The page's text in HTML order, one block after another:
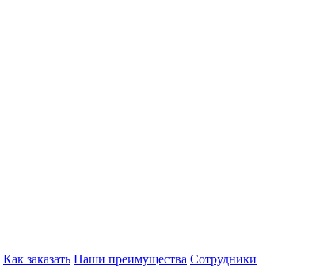
Как заказать Наши преимущества Сотрудники